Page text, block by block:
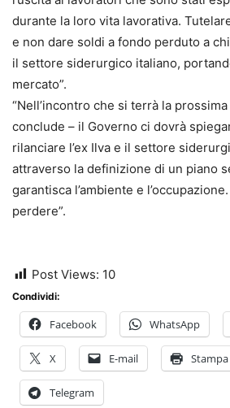
durante la loro vita lavorativa.
e non dare soldi a fondo perduto a
il settore siderurgico italiano,
mercato”.
“Nell’incontro che si terrà la
conclude – il Governo ci dovrà
rilanciare l’ex Ilva e il settore
attraverso la definizione di un piano
garantisca l’ambiente e
perdere”.
Post Views: 10
Condividi:
Facebook WhatsApp
X E-mail Stampa
Telegram